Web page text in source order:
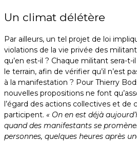
Un climat délétère
Par ailleurs, un tel projet de loi
violations de la vie privée des
qu’en est-il ? Chaque militant sera-
le terrain, afin de vérifier qu’il n’est
à la manifestation ? Pour Thierry
nouvelles propositions ne font
l’égard des actions collectives et de
participent. « On en est déjà
quand des manifestants se
personnes, quelques heures après